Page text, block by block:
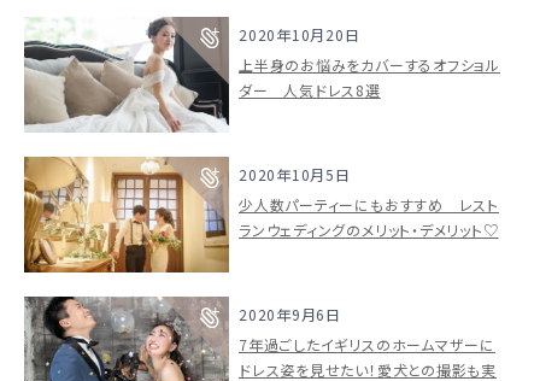
2020年10月20日
上半身のお悩みをカバーするオフショル
ダー 人気ドレス8選
2020年10月5日
少人数パーティーにもおすすめ レスト
ランウェディングのメリット・デメリット♡
2020年9月6日
7年過ごしたイギリスのホームマザーに
ドレス姿を見せたい！愛犬との撮影も実